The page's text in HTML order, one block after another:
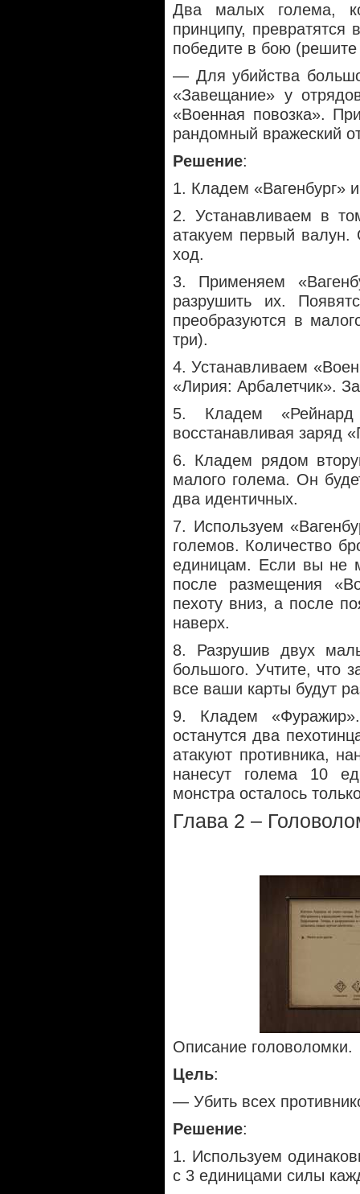
Два малых голема,
принципу,
победите в бою (решите
— Для убийства
«Завещание» у
«Военная повозка».
рандомный вражеский
Решение:
1. Кладем «Вагенбург»
2. Устанавливаем в
атакуем первый
ход.
3. Применяем
разрушить их.
преобразуются в
три).
4. Устанавливаем
«Лирия: Арбалетчик».
5. Кладем
восстанавливая заряд
6. Кладем рядом
малого голема. Он
два идентичных.
7. Используем
големов. Количество
единицам. Если вы не
после размещения
пехоту вниз, а после
наверх.
8. Разрушив двух
большого. Учтите, что
все ваши карты будут
9. Кладем
останутся два
атакуют противника,
нанесут голема 10
монстра осталось
Глава 2 –
Описание головоломки.
Цель:
— Убить всех
Решение:
1. Используем
с 3 единицами силы